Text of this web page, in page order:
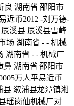
良 湖南省 邵阳市
近币2012 -刘万德-
溪县 辰溪县雪峰
场 湖南省 - - 机械
湖南省 - - 机械厂
鼻 湖南省 邵阳市
万人平易近币
县 溆浦县龙潭镇湘
瑶岗仙机械厂对